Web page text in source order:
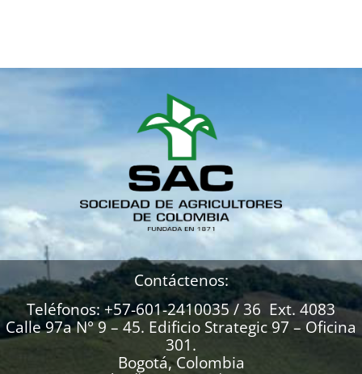
Contáctenos:
Teléfonos: +57-601-2410035 / 36 Ext. 4083
Calle 97a N° 9 – 45. Edificio Strategic 97 – Oficina
301.
Bogotá, Colombia